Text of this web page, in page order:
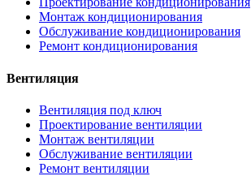
Монтаж кондиционирования
Обслуживание кондиционирования
Ремонт кондиционирования
Вентиляция
Вентиляция под ключ
Проектирование вентиляции
Монтаж вентиляции
Обслуживание вентиляции
Ремонт вентиляции